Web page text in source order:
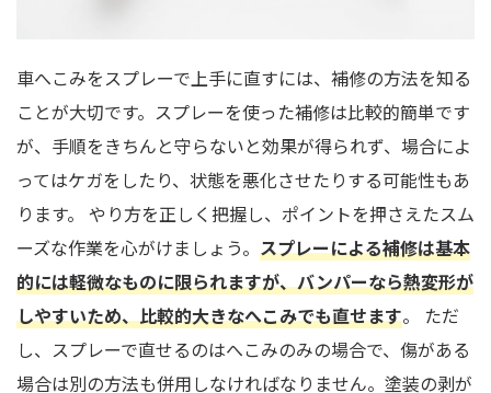
車へこみをスプレーで上手に直すには、補修の方法を知る
ことが大切です。スプレーを使った補修は比較的簡単です
が、手順をきちんと守らないと効果が得られず、場合によ
ってはケガをしたり、状態を悪化させたりする可能性もあ
ります。 やり方を正しく把握し、ポイントを押さえたスム
ーズな作業を心がけましょう。 スプレーによる補修は基本
的には軽微なものに限られますが、バンパーなら熱変形が
しやすいため、比較的大きなへこみでも直せます。 ただ
し、スプレーで直せるのはへこみのみの場合で、傷がある
場合は別の方法も併用しなければなりません。塗装の剥が